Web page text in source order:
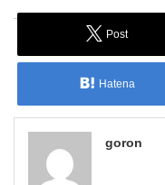
Post
Hatena
goron